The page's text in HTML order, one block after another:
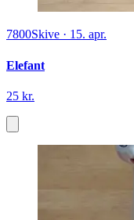
7800Skive · 15. apr.
Elefant
25 kr.